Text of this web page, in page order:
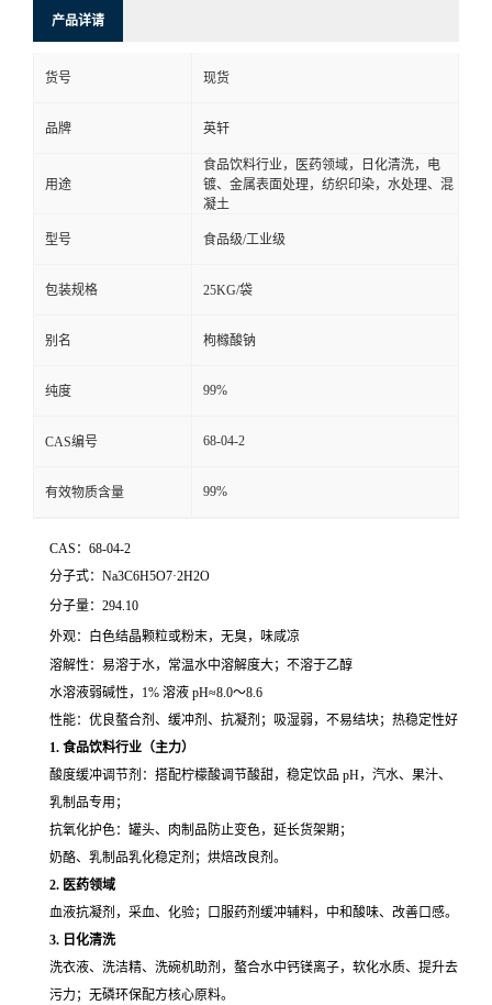
产品详请
货号 现货
品牌 英轩
用途
食品饮料行业，医药领域，日化清洗，电
镀、金属表面处理，纺织印染，水处理、混
凝土
型号 食品级/工业级
包装规格 25KG/袋
别名 枸橼酸钠
纯度 99%
CAS编号 68-04-2
有效物质含量 99%
CAS：68-04-2
分子式： Na3C6H5O7·2H2O
分子量：294.10
外观：白色结晶颗粒或粉末，无臭，味咸凉
溶解性：易溶于水，常温水中溶解度大；不溶于乙醇
水溶液弱碱性，1% 溶液 pH≈8.0～8.6
性能：优良螯合剂、缓冲剂、抗凝剂；吸湿弱，不易结块；热稳定性好
1. 食品饮料行业（主力）
酸度缓冲调节剂：搭配柠檬酸调节酸甜，稳定饮品 pH，汽水、果汁、
乳制品专用；
抗氧化护色：罐头、肉制品防止变色，延长货架期；
奶酪、乳制品乳化稳定剂；烘焙改良剂。
2. 医药领域
血液抗凝剂，采血、化验；口服药剂缓冲辅料，中和酸味、改善口感。
3. 日化清洗
洗衣液、洗洁精、洗碗机助剂，螯合水中钙镁离子，软化水质、提升去
污力；无磷环保配方核心原料。